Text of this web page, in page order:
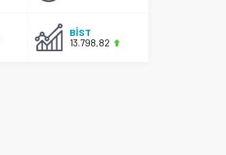
BİST
13.798,82